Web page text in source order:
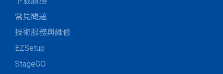
常見問題
技術服務與維修
EZSetup
StageGO